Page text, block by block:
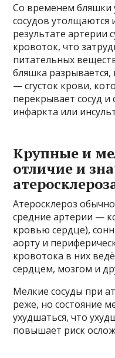
Со временем бляшки
сосудов утолщаются
результате артерии
кровоток, что
питательных
бляшка
— сгусток крови,
перекрывает сосуд и
инфаркта или
Крупные и
отличие и
Атеросклероз
средние артерии —
кровью сердце),
аорту и
кровотока в них
сердцем, мозгом и
Мелкие сосуды при
реже, но состояние
ухудшаться, что
повышает риск